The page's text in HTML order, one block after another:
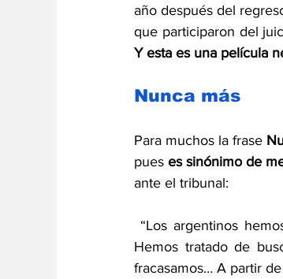
año después del
que participaron del
Y esta es una película
Nunca más
Para muchos la frase
pues es sinónimo de
ante el tribunal:
Hemos tratado de
fracasamos… A partir